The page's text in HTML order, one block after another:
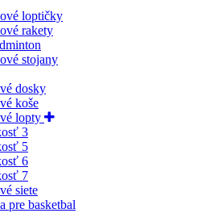
loptičky
rakety
stojany
dosky
koše
lopty
3
5
6
7
siete
pre basketbal